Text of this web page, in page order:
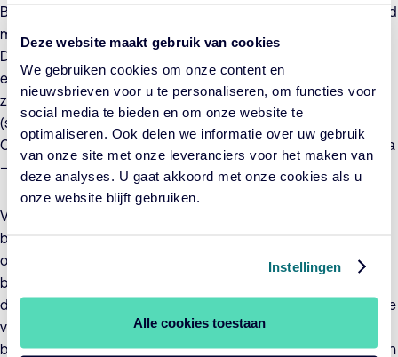
Deze website maakt gebruik van cookies
We gebruiken cookies om onze content en
nieuwsbrieven voor u te personaliseren, om functies voor
social media te bieden en om onze website te
optimaliseren. Ook delen we informatie over uw gebruik
van onze site met onze leveranciers voor het maken van
deze analyses. U gaat akkoord met onze cookies als u
onze website blijft gebruiken.
Instellingen
Alle cookies toestaan
Beleggingsbeleid. Het doel van het fonds is, rekening houdend
met het voor het fonds van toepassing zijnde Cardano
Duurzaam Beleggingsbeleid, ten behoeve van participanten
een rendement te realiseren dat het rendement van de Index
zoveel als mogelijk benadert. Het uitlenen van aandelen
(securities lending) is niet toegestaan. Voor participatieklasse
Cardano ESG Transition Enhanced Index Equity North America
– C1 Inc EUR wordt het valutarisico niet afgedekt.
Voor het fonds zijn concrete duurzame
beleggingsdoelstellingen geformuleerd waaraan
ondernemingen bewust en aantoonbaar een positieve
bijdrage moeten leveren en die er voor moeten zorgen dat
duurzaamheidsrisico’s afdoende worden beheerst. De waarde
van de beleggingen in het fonds kan als gevolg van het
beleggingsbeleid sterk fluctueren, zowel in absolute zin als ten